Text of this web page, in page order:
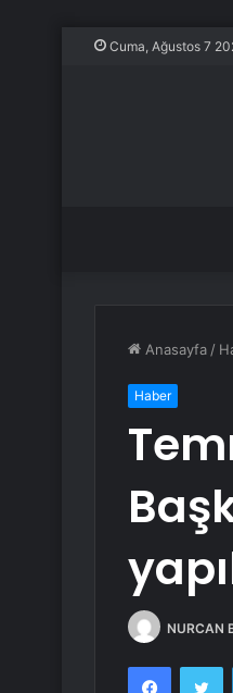
Cuma, Ağustos 7
Anasayfa /
Haber
NURCAN